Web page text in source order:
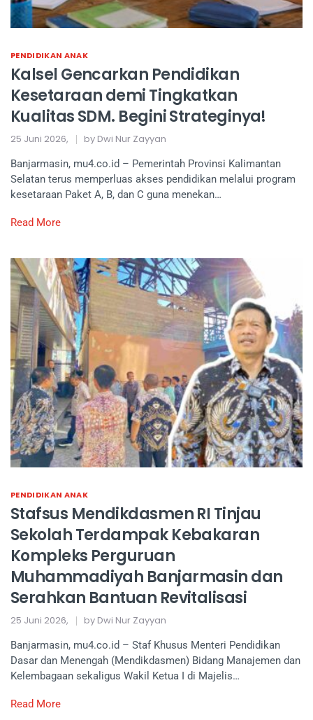
PENDIDIKAN ANAK
Kalsel Gencarkan Pendidikan
Kesetaraan demi Tingkatkan
Kualitas SDM. Begini Strateginya!
25 Juni 2026, by Dwi Nur Zayyan
Banjarmasin, mu4.co.id – Pemerintah Provinsi Kalimantan
Selatan terus memperluas akses pendidikan melalui program
kesetaraan Paket A, B, dan C guna menekan…
Read More
PENDIDIKAN ANAK
Stafsus Mendikdasmen RI Tinjau
Sekolah Terdampak Kebakaran
Kompleks Perguruan
Muhammadiyah Banjarmasin dan
Serahkan Bantuan Revitalisasi
25 Juni 2026, by Dwi Nur Zayyan
Banjarmasin, mu4.co.id – Staf Khusus Menteri Pendidikan
Dasar dan Menengah (Mendikdasmen) Bidang Manajemen dan
Kelembagaan sekaligus Wakil Ketua I di Majelis…
Read More